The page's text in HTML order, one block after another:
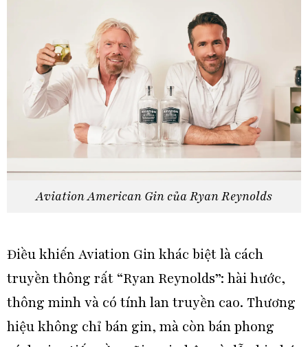
Aviation American Gin của Ryan Reynolds
Điều khiến Aviation Gin khác biệt là cách
truyền thông rất “Ryan Reynolds”: hài hước,
thông minh và có tính lan truyền cao. Thương
hiệu không chỉ bán gin, mà còn bán phong